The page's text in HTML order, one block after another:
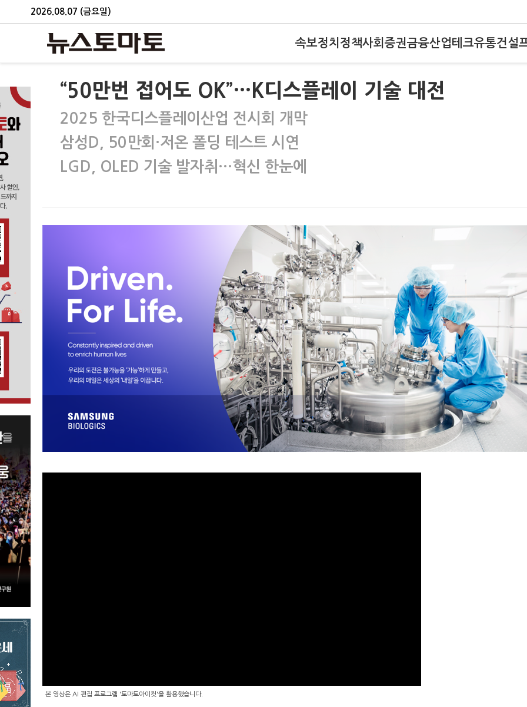
2026.08.07 (금요일)
속보정치 정책사회 증권금융산업테크유통건설
“50만번 접어도 OK”…K디스플레이 기술 대전
2025 한국디스플레이산업 전시회 개막
삼성D, 50만회·저온 폴딩 테스트 시연
LGD, OLED 기술 발자취…혁신 한눈에
본 영상은 AI 편집 프로그램 '토마토아이컷'을 활용했습니다.